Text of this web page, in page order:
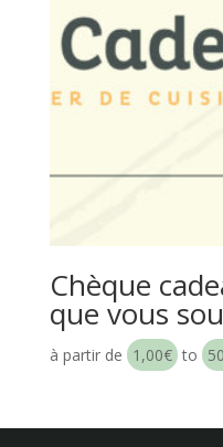
Chèque
que vous
à partir de 1,00€ to